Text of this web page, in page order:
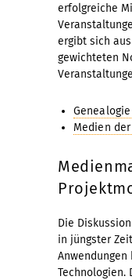
erfolgreiche
ergibt sich
gewichteten
Medien
Die
in jüngster
Technologien.